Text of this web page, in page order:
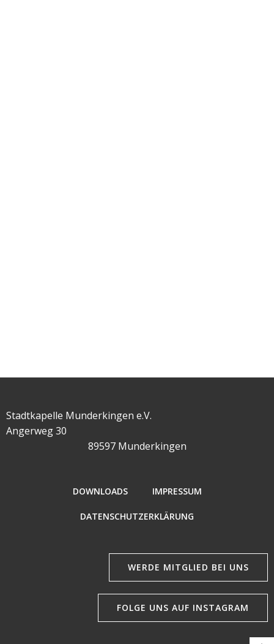
Stadtkapelle Munderkingen e.V.
Angerweg 30
89597 Munderkingen
DOWNLOADS IMPRESSUM
DATENSCHUTZERKLÄRUNG
WERDE MITGLIED BEI UNS
FOLGE UNS AUF INSTAGRAM